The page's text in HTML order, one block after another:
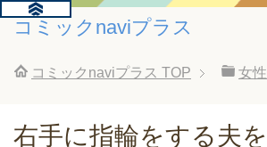
コミックnaviプラス
コミックnaviプラス TOP 女
右手に指輪をする夫